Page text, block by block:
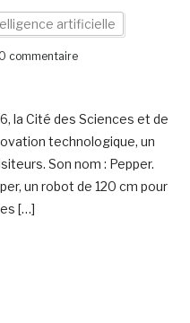
artificielle
0 commentaire
la Cité des Sciences et de
technologique, un
Son nom : Pepper.
un robot de 120 cm pour
[…]